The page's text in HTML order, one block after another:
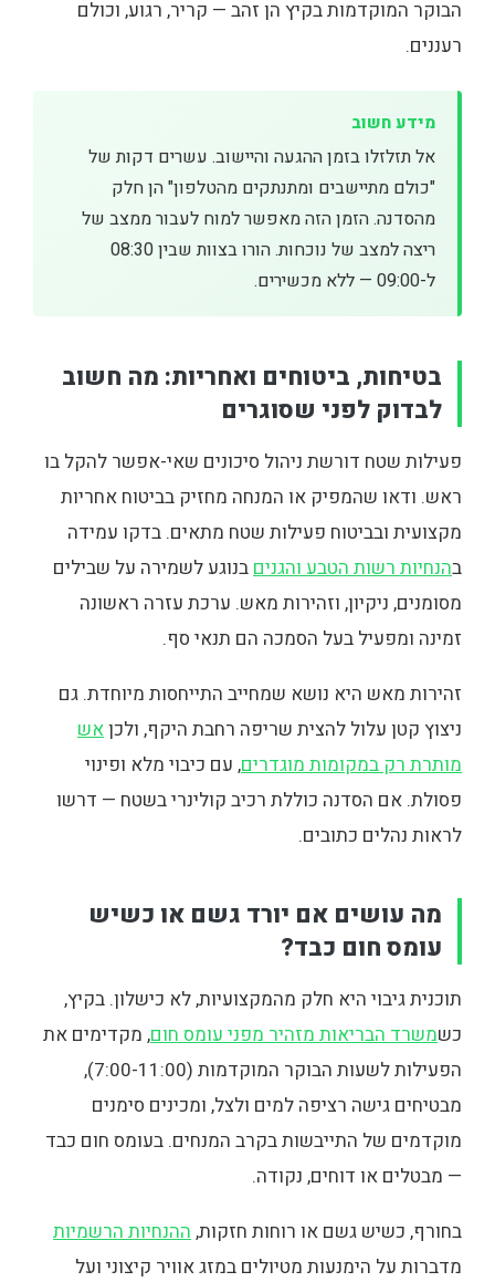
הבוקר המוקדמות בקיץ הן זהב — קריר, רגוע, וכולם
רעננים.
מידע חשוב
אל תזלזלו בזמן ההגעה והיישוב. עשרים דקות של
"כולם מתיישבים ומתנתקים מהטלפון" הן חלק
מהסדנה. הזמן הזה מאפשר למוח לעבור ממצב של
ריצה למצב של נוכחות. הורו בצוות שבין 08:30
ל-09:00 — ללא מכשירים.
בטיחות, ביטוחים ואחריות: מה חשוב
לבדוק לפני שסוגרים
פעילות שטח דורשת ניהול סיכונים שאי-אפשר להקל בו
ראש. ודאו שהמפיק או המנחה מחזיק בביטוח אחריות
מקצועית ובביטוח פעילות שטח מתאים. בדקו עמידה
בהנחיות רשות הטבע והגנים בנוגע לשמירה על שבילים
מסומנים, ניקיון, וזהירות מאש. ערכת עזרה ראשונה
זמינה ומפעיל בעל הסמכה הם תנאי סף.
זהירות מאש היא נושא שמחייב התייחסות מיוחדת. גם
ניצוץ קטן עלול להצית שריפה רחבת היקף, ולכןאש
מותרת רק במקומות מוגדרים, עם כיבוי מלא ופינוי
פסולת. אם הסדנה כוללת רכיב קולינרי בשטח — דרשו
לראות נהלים כתובים.
מה עושים אם יורד גשם או כשיש
עומס חום כבד?
תוכנית גיבוי היא חלק מהמקצועיות, לא כישלון. בקיץ,
כשמשרד הבריאות מזהיר מפני עומס חום, מקדימים את
הפעילות לשעות הבוקר המוקדמות (7:00-11:00),
מבטיחים גישה רציפה למים ולצל, ומכינים סימנים
מוקדמים של התייבשות בקרב המנחים. בעומס חום כבד
— מבטלים או דוחים, נקודה.
בחורף, כשיש גשם או רוחות חזקות, ההנחיות הרשמיות
מדברות על הימנעות מטיולים במזג אוויר קיצוני ועל